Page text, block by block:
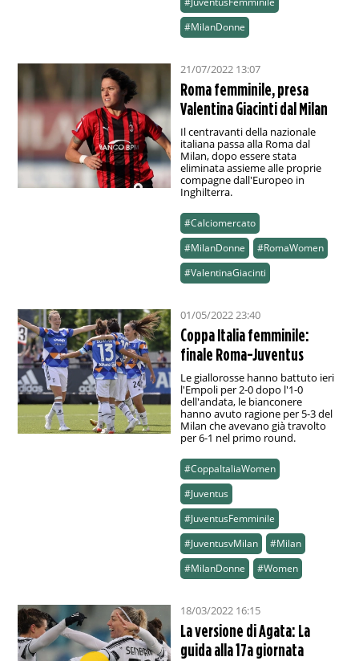
#MilanDonne
21/07/2022 13:07
Roma femminile, presa
Valentina Giacinti dal Milan
Il centravanti della nazionale
italiana passa alla Roma dal
Milan, dopo essere stata
eliminata assieme alle proprie
compagne dall'Europeo in
Inghilterra.
#Calciomercato
#MilanDonne
#RomaWomen
#ValentinaGiacinti
01/05/2022 23:40
Coppa Italia femminile:
finale Roma-Juventus
Le giallorosse hanno battuto ieri
l'Empoli per 2-0 dopo l'1-0
dell'andata, le bianconere
hanno avuto ragione per 5-3 del
Milan che avevano già travolto
per 6-1 nel primo round.
#CoppaItaliaWomen
#Juventus
#JuventusFemminile
#JuventusvMilan
#Milan
#MilanDonne
#Women
18/03/2022 16:15
La versione di Agata: La
guida alla 17a giornata